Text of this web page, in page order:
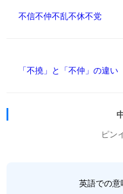
不信不仲不乱不休不党
「不撓」と「不仲」の違い
ピン
英語での意